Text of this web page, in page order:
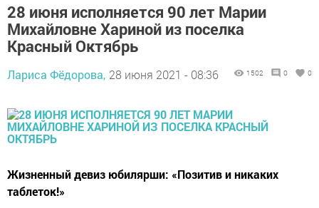
28 июня исполняется 90 лет Марии
Михайловне Хариной из поселка
Красный Октябрь
Лариса Фёдорова, 28 июня 2021 - 08:36 1502 0 0
Жизненный девиз юбилярши: «Позитив и никаких
таблеток!»